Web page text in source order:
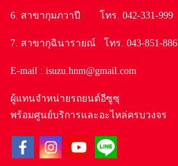
6. สาขากุมภวาปี โทร. 042-331-999
7. สาขากุฉินารายณ์ โทร. 043-851-886
E-mail : isuzu.hnm@gmail.com
ผู้แทนจำหน่ายรถยนต์อีซูซุ
พร้อมศูนย์บริการและอะไหล่ครบวงจร